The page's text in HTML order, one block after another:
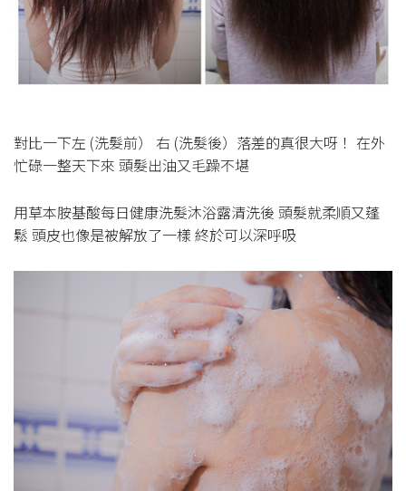
對比一下左 (洗髮前） 右 (洗髮後）落差的真很大呀！ 在外
忙碌一整天下來 頭髮出油又毛躁不堪
用草本胺基酸每日健康洗髮沐浴露清洗後 頭髮就柔順又蓬
鬆 頭皮也像是被解放了一樣 終於可以深呼吸